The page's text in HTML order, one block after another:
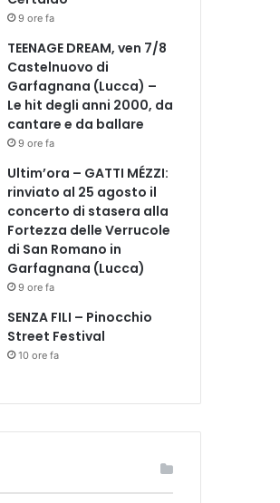
9 ore fa
TEENAGE DREAM, ven 7/8
Castelnuovo di
Garfagnana (Lucca) –
Le hit degli anni 2000, da
cantare e da ballare
9 ore fa
Ultim’ora – GATTI MÉZZI:
rinviato al 25 agosto il
concerto di stasera alla
Fortezza delle Verrucole
di San Romano in
Garfagnana (Lucca)
9 ore fa
SENZA FILI – Pinocchio
Street Festival
10 ore fa